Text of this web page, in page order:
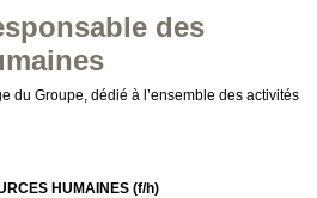
des
du Groupe, dédié à l’ensemble des activités
HUMAINES (f/h)